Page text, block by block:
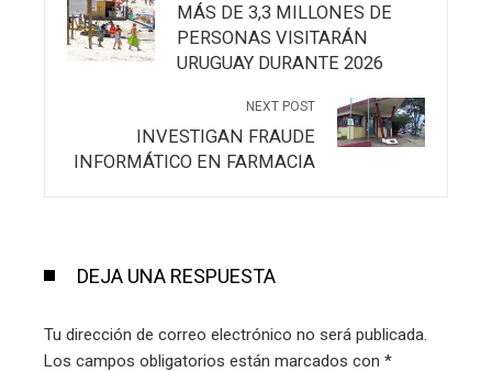
MÁS DE 3,3 MILLONES DE
PERSONAS VISITARÁN
URUGUAY DURANTE 2026
NEXT POST
INVESTIGAN FRAUDE
INFORMÁTICO EN FARMACIA
DEJA UNA RESPUESTA
Tu dirección de correo electrónico no será publicada.
Los campos obligatorios están marcados con *